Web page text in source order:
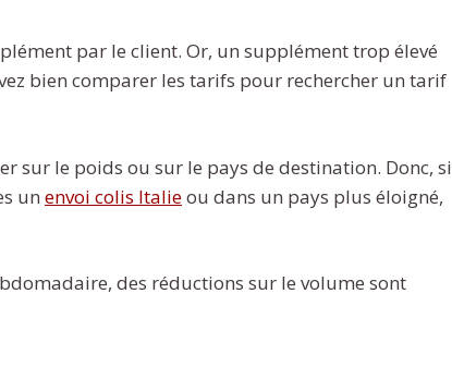
par le client. Or, un supplément trop élevé
bien comparer les tarifs pour rechercher un tarif
sur le poids ou sur le pays de destination. Donc, si
un envoi colis Italieou dans un pays plus éloigné,
des réductions sur le volume sont